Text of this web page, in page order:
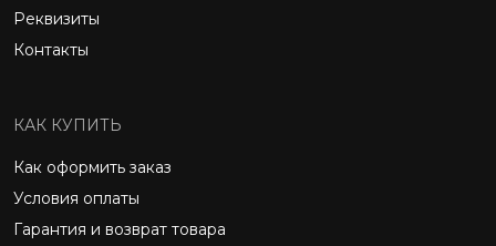
Реквизиты
Контакты
КАК КУПИТЬ
Как оформить заказ
Условия оплаты
Гарантия и возврат товара